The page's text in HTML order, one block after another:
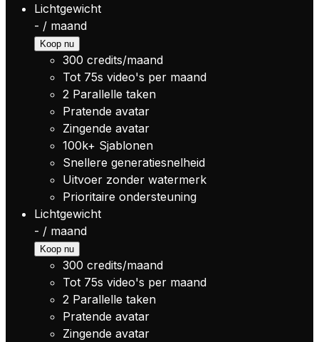
Lichtgewicht
- / maand
Koop nu
300 credits/maand
Tot 75s video's per maand
2 Parallelle taken
Pratende avatar
Zingende avatar
100k+ Sjablonen
Snellere generatiesnelheid
Uitvoer zonder watermerk
Prioritaire ondersteuning
Lichtgewicht
- / maand
Koop nu
300 credits/maand
Tot 75s video's per maand
2 Parallelle taken
Pratende avatar
Zingende avatar